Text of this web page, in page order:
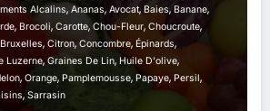
Alcalins, Ananas, Avocat, Baies, Banane,
, Brocoli, Carotte, Chou-Fleur, Choucroute,
, Citron, Concombre, Épinards,
Luzerne, Graines De Lin, Huile D'olive,
, Orange, Pamplemousse, Papaye, Persil,
, Sarrasin